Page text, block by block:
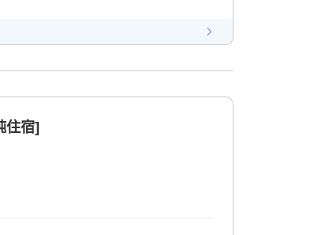
住宿]